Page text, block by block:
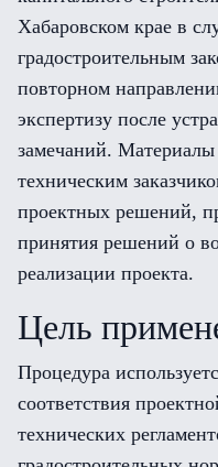
Хабаровском крае в
градостроительным
повторном
экспертизу после
замечаний. Материалы
техническим
проектных решений,
принятия решений о
реализации проекта.
Цель
Процедура
соответствия
технических